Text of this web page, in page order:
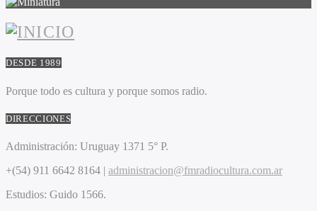
DESDE 1989
Porque todo es cultura y porque somos radio.
DIRECCIONES
Administración: Uruguay 1371 5° P.
+(54) 911 6642 8164 | administracion@fmradiocultura.com.ar
Estudios: Guido 1566.